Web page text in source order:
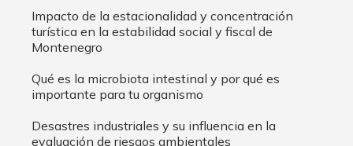
Impacto de la estacionalidad y concentración
turística en la estabilidad social y fiscal de
Montenegro
Qué es la microbiota intestinal y por qué es
importante para tu organismo
Desastres industriales y su influencia en la
evaluación de riesgos ambientales